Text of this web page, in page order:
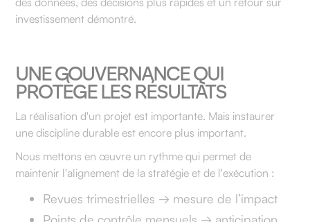
investissement démontré.
UNE GOUVERNANCE QUI
PROTÈGE LES RÉSULTATS
La réalisation d'un projet est importante. Mais instaurer
une discipline durable est encore plus important.
Nous mettons en œuvre un rythme qui permet de
maintenir l'alignement de la stratégie et de l'exécution :
Revues trimestrielles → mesure de l’impact